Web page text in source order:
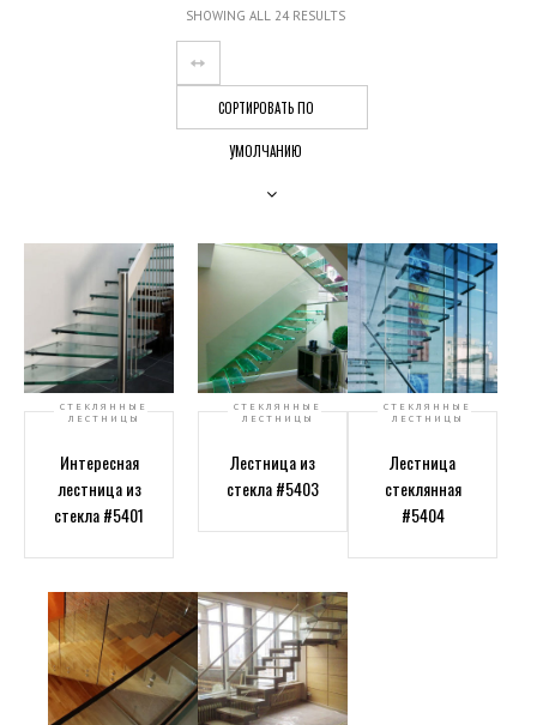
SHOWING ALL 24 RESULTS
СОРТИРОВАТЬ ПО
УМОЛЧАНИЮ
СТЕКЛЯННЫЕ
ЛЕСТНИЦЫ
Интересная
лестница из
стекла #5401
СТЕКЛЯННЫЕ
ЛЕСТНИЦЫ
Лестница из
стекла #5403
СТЕКЛЯННЫЕ
ЛЕСТНИЦЫ
Лестница
стеклянная
#5404